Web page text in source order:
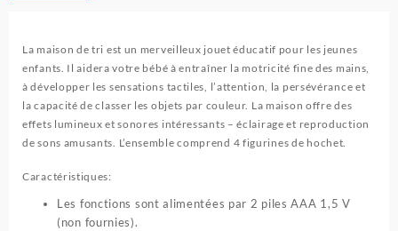
La maison de tri est un merveilleux jouet éducatif pour les jeunes
enfants. Il aidera votre bébé à entraîner la motricité fine des mains,
à développer les sensations tactiles, l’attention, la persévérance et
la capacité de classer les objets par couleur. La maison offre des
effets lumineux et sonores intéressants – éclairage et reproduction
de sons amusants. L’ensemble comprend 4 figurines de hochet.
Caractéristiques:
Les fonctions sont alimentées par 2 piles AAA 1,5 V
(non fournies).